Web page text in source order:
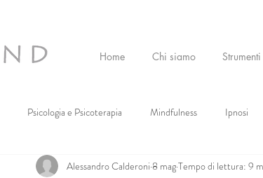
Home Chi siamo Strumenti
Psicologia e Psicoterapia Mindfulness Ipnosi
Realtà Virtuale Tecnomassaggi
Alessandro Calderoni 8 magTempo di lettura: 9